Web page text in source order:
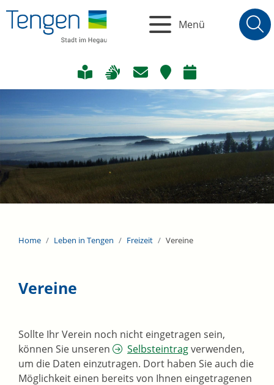
Menü
Home Leben in Tengen Freizeit Vereine
Vereine
Sollte Ihr Verein noch nicht eingetragen sein,
können Sie unseren
Selbsteintragverwenden,
um die Daten einzutragen. Dort haben Sie auch die
Möglichkeit einen bereits von Ihnen eingetragenen